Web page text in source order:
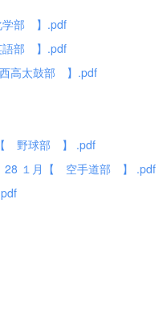
部 】.pdf
部 】.pdf
高太鼓部 】.pdf
野球部 】 .pdf
28 １月【 空手道部 】 .pdf